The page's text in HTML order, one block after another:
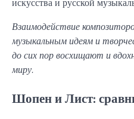
Взаимодействие
музыкальным идеям и
до сих пор восхищают и
миру.
Шопен и Лист: